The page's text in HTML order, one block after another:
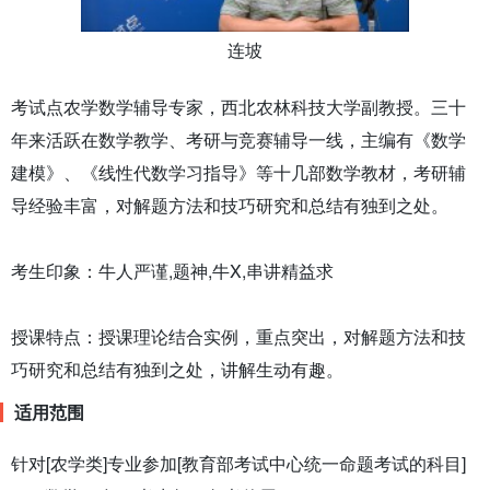
连坡
考试点农学数学辅导专家，西北农林科技大学副教授。三十
年来活跃在数学教学、考研与竞赛辅导一线，主编有《数学
建模》、《线性代数学习指导》等十几部数学教材，考研辅
导经验丰富，对解题方法和技巧研究和总结有独到之处。
考生印象：牛人严谨,题神,牛X,串讲精益求
授课特点：授课理论结合实例，重点突出，对解题方法和技
巧研究和总结有独到之处，讲解生动有趣。
适用范围
针对[农学类]专业参加[教育部考试中心统一命题考试的科目]